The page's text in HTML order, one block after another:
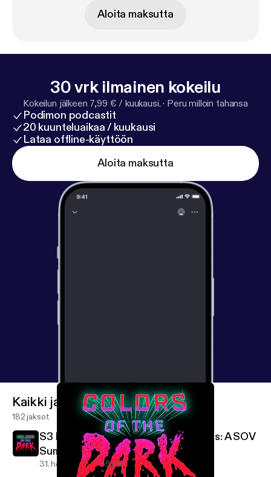
Aloita maksutta
30 vrk ilmainen kokeilu
Kokeilun jälkeen 7,99 € / kuukausi. · Peru milloin tahansa
Podimon podcastit
20 kuunteluaikaa / kuukausi
Lataa offline-käyttöön
Aloita maksutta
Kaikki jaksot
182 jaksot
S3 Ep124: Bonus Episode Deep Cuts: A SOV
Summer
31. heinä 2026 55 min